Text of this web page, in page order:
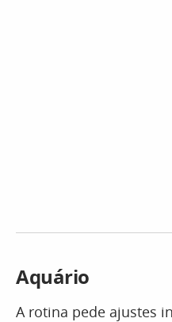
Aquário
A rotina pede ajustes